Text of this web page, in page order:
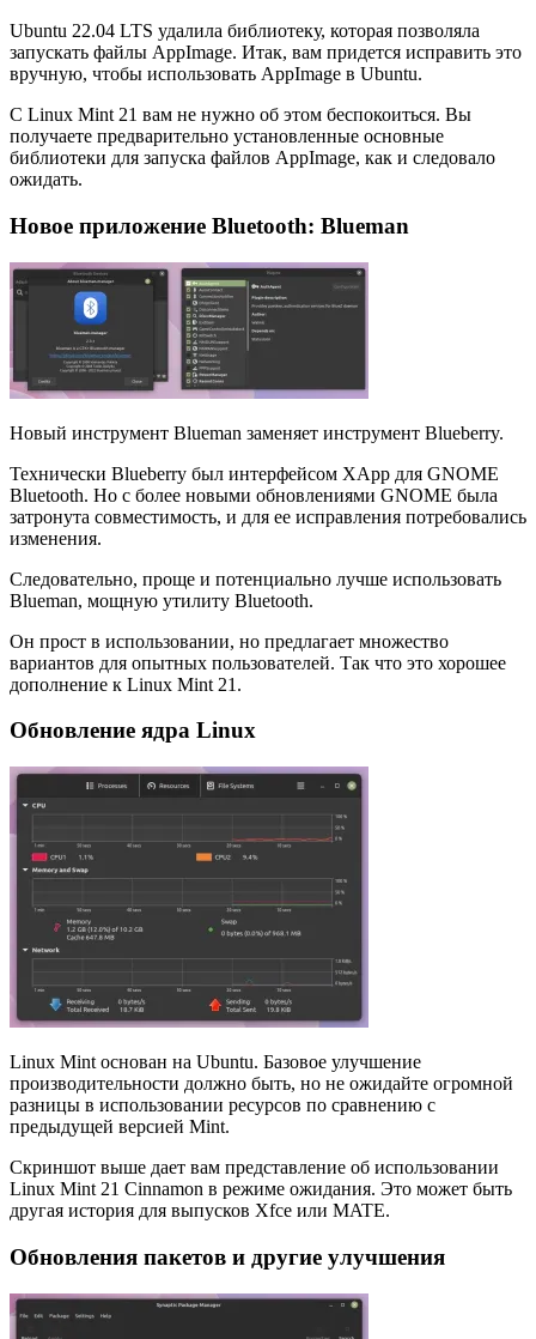
Ubuntu 22.04 LTS удалила библиотеку, которая позволяла
запускать файлы AppImage. Итак, вам придется исправить это
вручную, чтобы использовать AppImage в Ubuntu.
С Linux Mint 21 вам не нужно об этом беспокоиться. Вы
получаете предварительно установленные основные
библиотеки для запуска файлов AppImage, как и следовало
ожидать.
Новое приложение Bluetooth: Blueman
Новый инструмент Blueman заменяет инструмент Blueberry.
Технически Blueberry был интерфейсом XApp для GNOME
Bluetooth. Но с более новыми обновлениями GNOME была
затронута совместимость, и для ее исправления потребовались
изменения.
Следовательно, проще и потенциально лучше использовать
Blueman, мощную утилиту Bluetooth.
Он прост в использовании, но предлагает множество
вариантов для опытных пользователей. Так что это хорошее
дополнение к Linux Mint 21.
Обновление ядра Linux
Linux Mint основан на Ubuntu. Базовое улучшение
производительности должно быть, но не ожидайте огромной
разницы в использовании ресурсов по сравнению с
предыдущей версией Mint.
Скриншот выше дает вам представление об использовании
Linux Mint 21 Cinnamon в режиме ожидания. Это может быть
другая история для выпусков Xfce или MATE.
Обновления пакетов и другие улучшения